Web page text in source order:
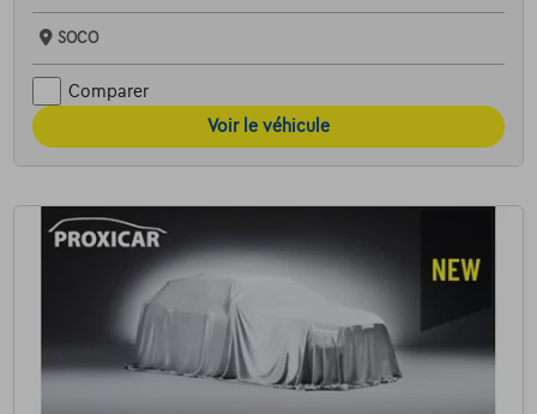
SOCO
Comparer
Voir le véhicule